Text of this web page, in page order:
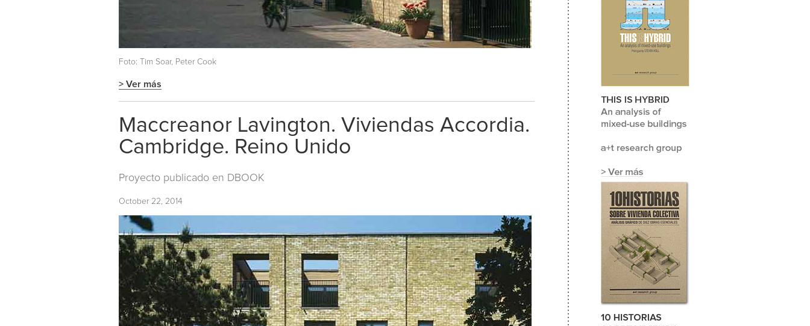
Foto: Tim Soar, Peter Cook
> Ver más
Maccreanor Lavington. Viviendas Accordia.
Cambridge. Reino Unido
Proyecto publicado en DBOOK
October 22, 2014